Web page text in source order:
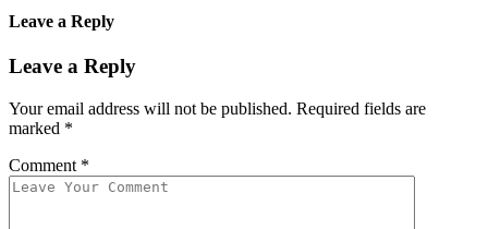
Leave a Reply
Leave a Reply
Your email address will not be published. Required fields are
marked *
Comment *